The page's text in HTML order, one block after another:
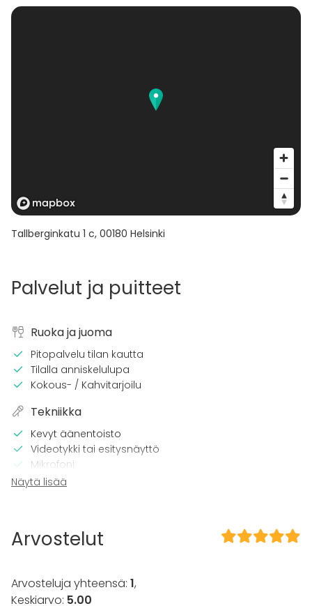
Tallberginkatu 1 c, 00180 Helsinki
Palvelut ja puitteet
Ruoka ja juoma
Pitopalvelu tilan kautta
Tilalla anniskelulupa
Kokous- / Kahvitarjoilu
Tekniikka
Kevyt äänentoisto
Videotykki tai esitysnäyttö
Mikrofoni
Wi-Fi
Terassi
Esteetön tila
Kalusto
Näytä lisää
Arvostelut
Arvosteluja yhteensä: 1,
Keskiarvo: 5.00